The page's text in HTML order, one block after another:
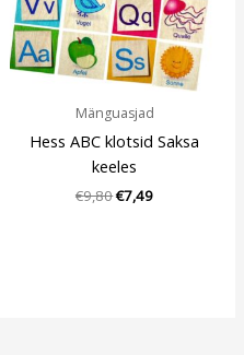
Mänguasjad
Hess ABC klotsid Saksa
keeles
€9,80€7,49